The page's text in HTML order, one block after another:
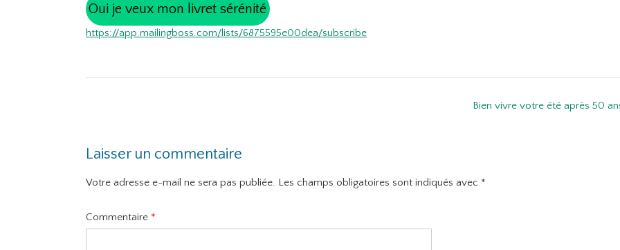
Oui je veux mon livret sérénité
https://app.mailingboss.com/lists/6875595e00dea/subscribe
Bien vivre votre été après 50
Laisser un commentaire
Votre adresse e-mail ne sera pas publiée. Les champs obligatoires sont indiqués avec *
Commentaire *